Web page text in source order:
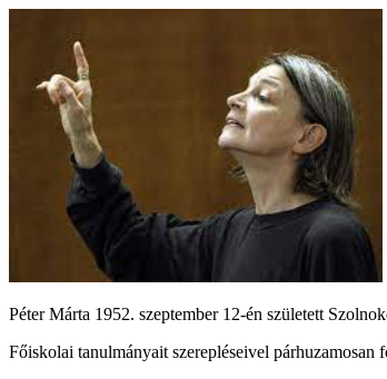
Péter Márta 1952. szeptember 12-én született
Főiskolai tanulmányait szerepléseivel